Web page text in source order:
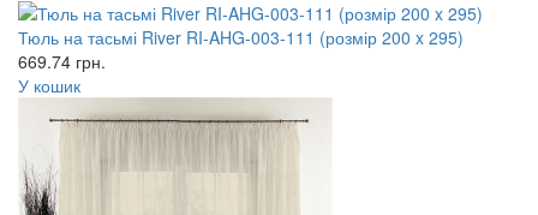
Тюль на тасьмі River RI-AHG-003-111 (розмір 200 x 295)
669.74 грн.
У кошик